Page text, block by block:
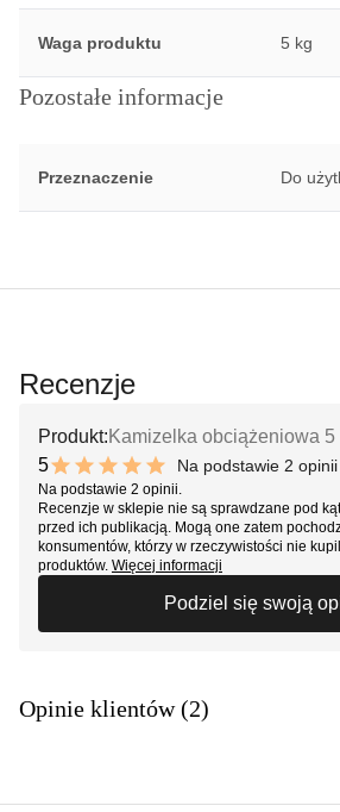
Waga produktu 5 kg
Pozostałe informacje
Przeznaczenie Do
Recenzje
Produkt: Kamizelka obciążeniowa 5
5
10 out of 10 stars
Na podstawie 2 opinii
Na podstawie 2 opinii.
Recenzje w sklepie nie są sprawdzane pod
przed ich publikacją. Mogą one zatem
konsumentów, którzy w rzeczywistości nie
produktów. Więcej informacji
Podziel się swoją
Opinie klientów (2)